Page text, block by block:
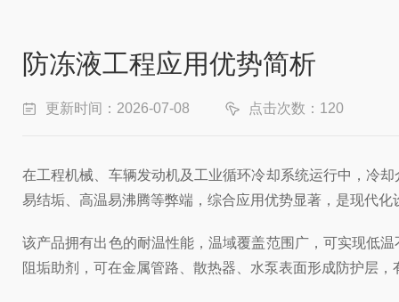
防冻液工程应用优势简析
更新时间：2026-07-08 点击次数：120
在工程机械、车辆发动机及工业循环冷却系统运行中，冷
易结垢、高温易沸腾等弊端，综合应用优势显著，是现代化
该产品拥有出色的耐温性能，温域覆盖范围广，可实现低
阻垢助剂，可在金属管路、散热器、水泵表面形成防护层